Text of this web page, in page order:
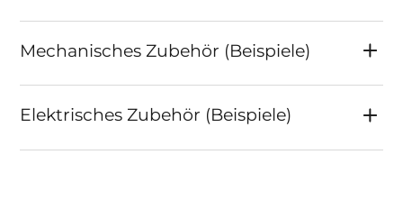
Mechanisches Zubehör (Beispiele)
Elektrisches Zubehör (Beispiele)